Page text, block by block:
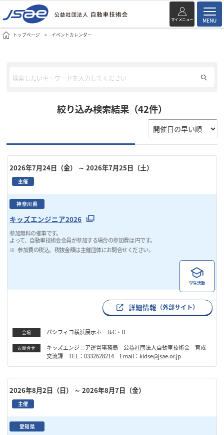
マイメニュー MENU
トップページ イベントカレンダー
絞り込み検索結果（42件）
2026年7月24日（金） ～ 2026年7月25日（土）
主催
神奈川県
キッズエンジニア2026
参加無料の催事です。
よって、自動車技術会会員が参加する場合の参加費は 円です。
参加費の税込、税抜金額は主催団体にお問合せください。
学生活動
詳細情報 （外部サイト）
会場 パシフィコ横浜展示ホールC・D
お問合せ
キッズエンジニア運営事務局 公益社団法人自動車技術会 育成
交流課 TEL：0332628214 Email：kidse@jsae.or.jp
2026年8月2日（日） ～ 2026年8月7日（金）
主催
愛知県